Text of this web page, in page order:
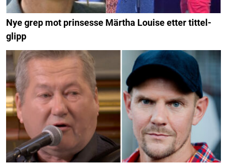
Nye grep mot prinsesse Märtha Louise etter tittel-
glipp